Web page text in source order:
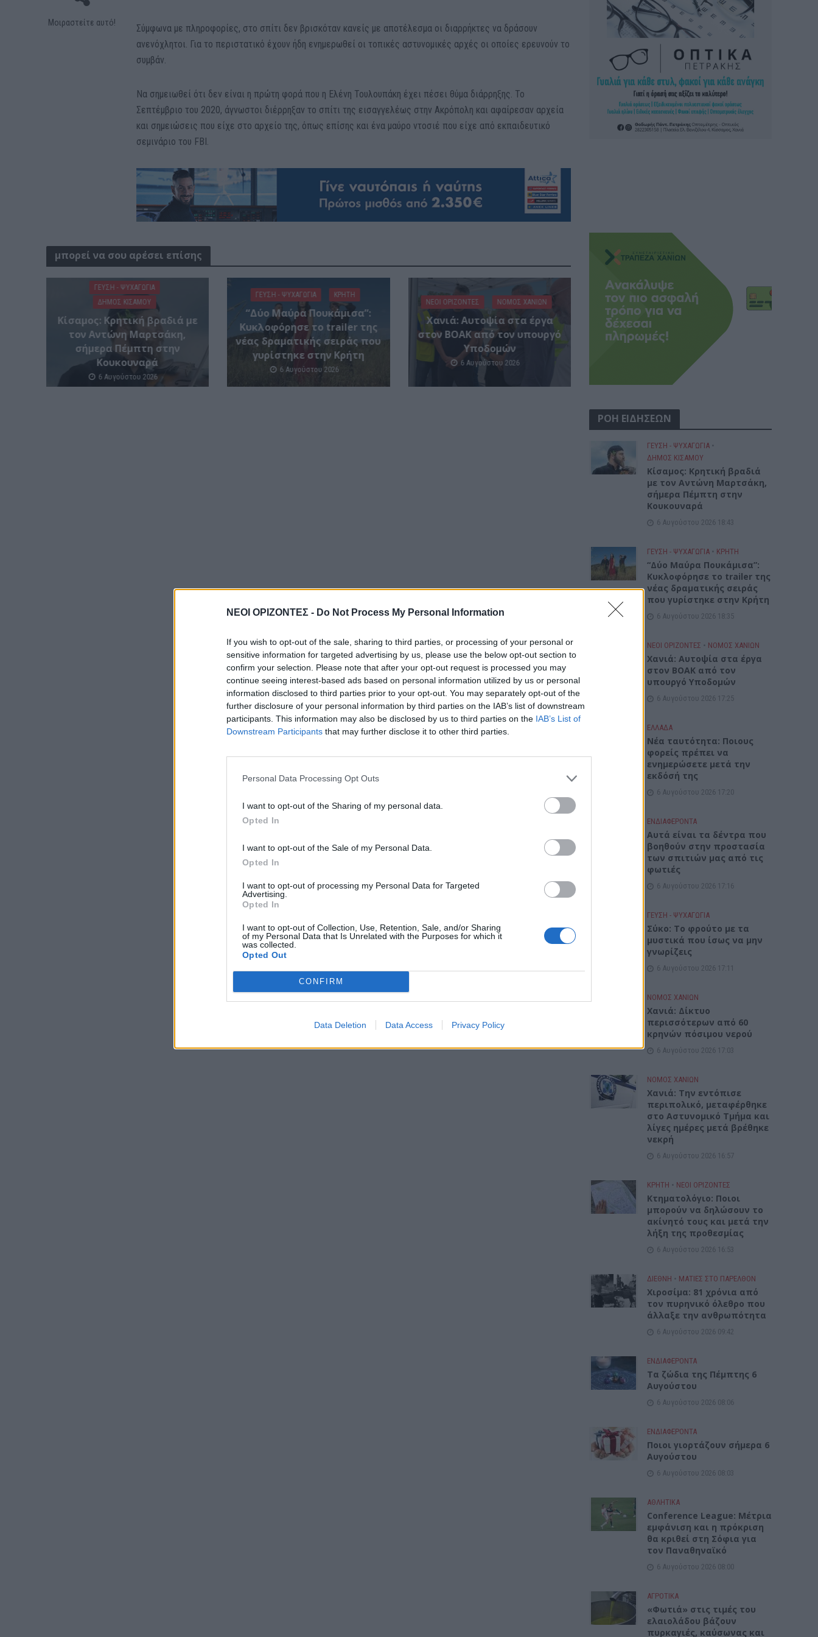
ΝΕΟΙ ΟΡΙΖΟΝΤΕΣ - Do Not Process My Personal Information
If you wish to opt-out of the sale, sharing to third parties, or processing of your personal or
sensitive information for targeted advertising by us, please use the below opt-out section to
confirm your selection. Please note that after your opt-out request is processed you may
continue seeing interest-based ads based on personal information utilized by us or personal
information disclosed to third parties prior to your opt-out. You may separately opt-out of the
further disclosure of your personal information by third parties on the IAB’s list of downstream
participants. This information may also be disclosed by us to third parties on the IAB’s List of
Downstream Participants that may further disclose it to other third parties.
Personal Data Processing Opt Outs
I want to opt-out of the Sharing of my personal data.
Opted In
I want to opt-out of the Sale of my Personal Data.
Opted In
I want to opt-out of processing my Personal Data for Targeted
Advertising.
Opted In
I want to opt-out of Collection, Use, Retention, Sale, and/or Sharing
of my Personal Data that Is Unrelated with the Purposes for which it
was collected.
Opted Out
CONFIRM
Data Deletion Data Access Privacy Policy
Μοιραστείτε αυτό!
Σύμφωνα με πληροφορίες, στο σπίτι δεν βρισκόταν κανείς με αποτέλεσμα οι διαρρήκτες να δράσουν
ανενόχλητοι. Για το περιστατικό έχουν ήδη ενημερωθεί οι τοπικές αστυνομικές αρχές οι οποίες ερευνούν το
συμβάν.
Να σημειωθεί ότι δεν είναι η πρώτη φορά που η Ελένη Τουλουπάκη έχει πέσει θύμα διάρρηξης. Το
Σεπτέμβριο του 2020, άγνωστοι διέρρηξαν το σπίτι της εισαγγελέως στην Ακρόπολη και αφαίρεσαν αρχεία
και σημειώσεις που είχε στο αρχείο της, όπως επίσης και ένα μαύρο ντοσιέ που είχε από εκπαιδευτικό
σεμινάριο του FBΙ.
μπορεί να σου αρέσει επίσης
ΓΕΎΣΗ - ΨΥΧΑΓΩΓΊΑ
ΔΉΜΟΣ ΚΙΣΆΜΟΥ
Kίσαμος: Κρητική βραδιά με
τον Αντώνη Μαρτσάκη,
σήμερα Πέμπτη στην
Κουκουναρά
6 Αυγούστου 2026
ΓΕΎΣΗ - ΨΥΧΑΓΩΓΊΑ ΚΡΗΤΗ
“Δύο Μαύρα Πουκάμισα”:
Κυκλοφόρησε το trailer της
νέας δραματικής σειράς που
γυρίστηκε στην Κρήτη
6 Αυγούστου 2026
ΝΕΟΙ ΟΡΙΖΟΝΤΕΣ ΝΟΜΌΣ ΧΑΝΊΩΝ
Χανιά: Αυτοψία στα έργα
στον ΒΟΑΚ από τον υπουργό
Υποδομών
6 Αυγούστου 2026
ΡΟΗ ΕΙΔΗΣΕΩΝ
ΓΕΎΣΗ - ΨΥΧΑΓΩΓΊΑ •
ΔΉΜΟΣ ΚΙΣΆΜΟΥ
Kίσαμος: Κρητική βραδιά
με τον Αντώνη Μαρτσάκη,
σήμερα Πέμπτη στην
Κουκουναρά
6 Αυγούστου 2026 18:43
ΓΕΎΣΗ - ΨΥΧΑΓΩΓΊΑ • ΚΡΗΤΗ
“Δύο Μαύρα Πουκάμισα”:
Κυκλοφόρησε το trailer της
νέας δραματικής σειράς
που γυρίστηκε στην Κρήτη
6 Αυγούστου 2026 18:35
ΝΕΟΙ ΟΡΙΖΟΝΤΕΣ • ΝΟΜΌΣ ΧΑΝΊΩΝ
Χανιά: Αυτοψία στα έργα
στον ΒΟΑΚ από τον
υπουργό Υποδομών
6 Αυγούστου 2026 17:25
ΕΛΛΑΔΑ
Νέα ταυτότητα: Ποιους
φορείς πρέπει να
ενημερώσετε μετά την
εκδόσή της
6 Αυγούστου 2026 17:20
ΕΝΔΙΑΦΕΡΟΝΤΑ
Αυτά είναι τα δέντρα που
βοηθούν στην προστασία
των σπιτιών μας από τις
φωτιές
6 Αυγούστου 2026 17:16
ΓΕΎΣΗ - ΨΥΧΑΓΩΓΊΑ
Σύκο: Το φρούτο με τα
μυστικά που ίσως να μην
γνωρίζεις
6 Αυγούστου 2026 17:11
ΝΟΜΌΣ ΧΑΝΊΩΝ
Xανιά: Δίκτυο
περισσότερων από 60
κρηνών πόσιμου νερού
6 Αυγούστου 2026 17:03
ΝΟΜΌΣ ΧΑΝΊΩΝ
Χανιά: Την εντόπισε
περιπολικό, μεταφέρθηκε
στο Αστυνομικό Τμήμα και
λίγες ημέρες μετά βρέθηκε
νεκρή
6 Αυγούστου 2026 16:57
ΚΡΗΤΗ • ΝΕΟΙ ΟΡΙΖΟΝΤΕΣ
Κτηματολόγιο: Ποιοι
μπορούν να δηλώσουν το
ακίνητό τους και μετά την
λήξη της προθεσμίας
6 Αυγούστου 2026 16:53
ΔΙΕΘΝΗ • ΜΑΤΙΕΣ ΣΤΟ ΠΑΡΕΛΘΟΝ
Χιροσίμα: 81 χρόνια από
τον πυρηνικό όλεθρο που
άλλαξε την ανθρωπότητα
6 Αυγούστου 2026 09:42
ΕΝΔΙΑΦΕΡΟΝΤΑ
Tα ζώδια της Πέμπτης 6
Αυγούστου
6 Αυγούστου 2026 08:06
ΕΝΔΙΑΦΕΡΟΝΤΑ
Ποιοι γιορτάζουν σήμερα 6
Αυγούστου
6 Αυγούστου 2026 08:03
ΑΘΛΗΤΙΚΑ
Conference League: Μέτρια
εμφάνιση και η πρόκριση
θα κριθεί στη Σόφια για
τον Παναθηναϊκό
6 Αυγούστου 2026 08:00
ΑΓΡΟΤΙΚΑ
«Φωτιά» στις τιμές του
ελαιολάδου βάζουν
πυρκαγιές, καύσωνας και